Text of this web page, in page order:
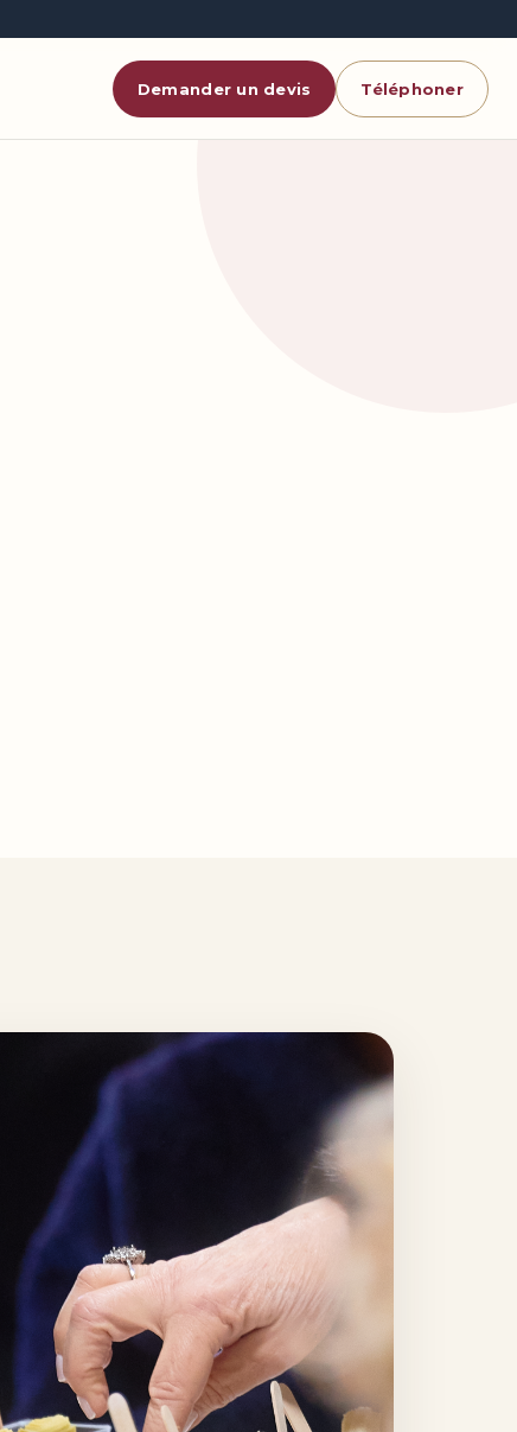
Demander un devis Téléphoner